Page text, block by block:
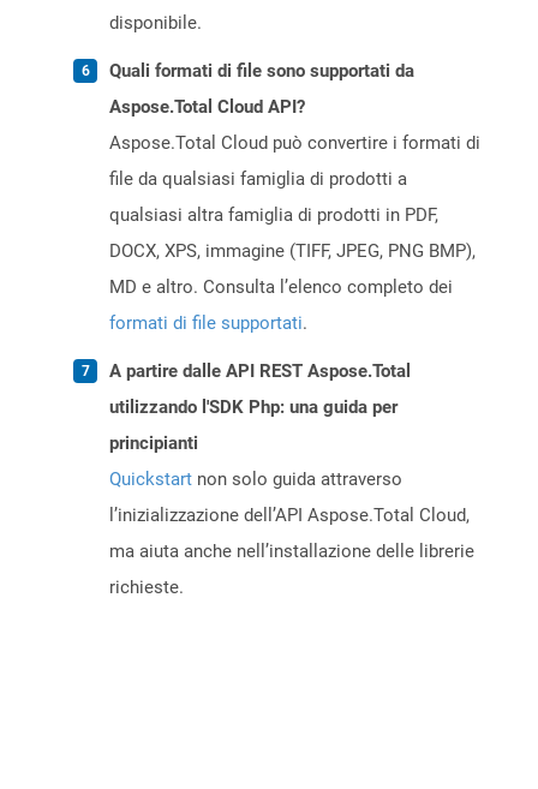
disponibile.
Quali formati di file sono supportati da
Aspose.Total Cloud API?
Aspose.Total Cloud può convertire i formati di
file da qualsiasi famiglia di prodotti a
qualsiasi altra famiglia di prodotti in PDF,
DOCX, XPS, immagine (TIFF, JPEG, PNG BMP),
MD e altro. Consulta l’elenco completo dei
formati di file supportati.
A partire dalle API REST Aspose.Total
utilizzando l'SDK Php: una guida per
principianti
Quickstart non solo guida attraverso
l’inizializzazione dell’API Aspose.Total Cloud,
ma aiuta anche nell’installazione delle librerie
richieste.